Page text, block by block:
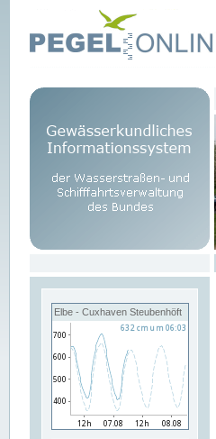
Elbe - Cuxhaven Steubenhöft